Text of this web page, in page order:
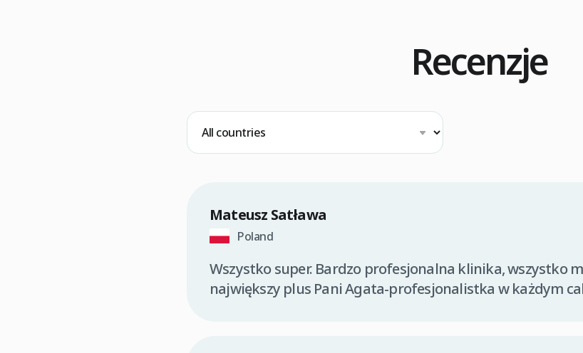
Recenzje
Mateusz Satława
Poland
Wszystko super. Bardzo profesjonalna klinika, wszystko
największy plus Pani Agata-profesjonalistka w każdym